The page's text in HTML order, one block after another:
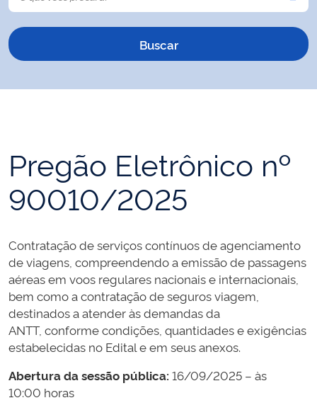
Pregão Eletrônico nº
90010/2025
Contratação de serviços contínuos de agenciamento
de viagens, compreendendo a emissão de passagens
aéreas em voos regulares nacionais e internacionais,
bem como a contratação de seguros viagem,
destinados a atender às demandas da
ANTT, conforme condições, quantidades e exigências
estabelecidas no Edital e em seus anexos.
Abertura da sessão pública: 16/09/2025 – às
10:00 horas